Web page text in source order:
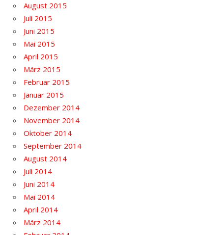
August 2015
Juli 2015
Juni 2015
Mai 2015
April 2015
März 2015
Februar 2015
Januar 2015
Dezember 2014
November 2014
Oktober 2014
September 2014
August 2014
Juli 2014
Juni 2014
Mai 2014
April 2014
März 2014